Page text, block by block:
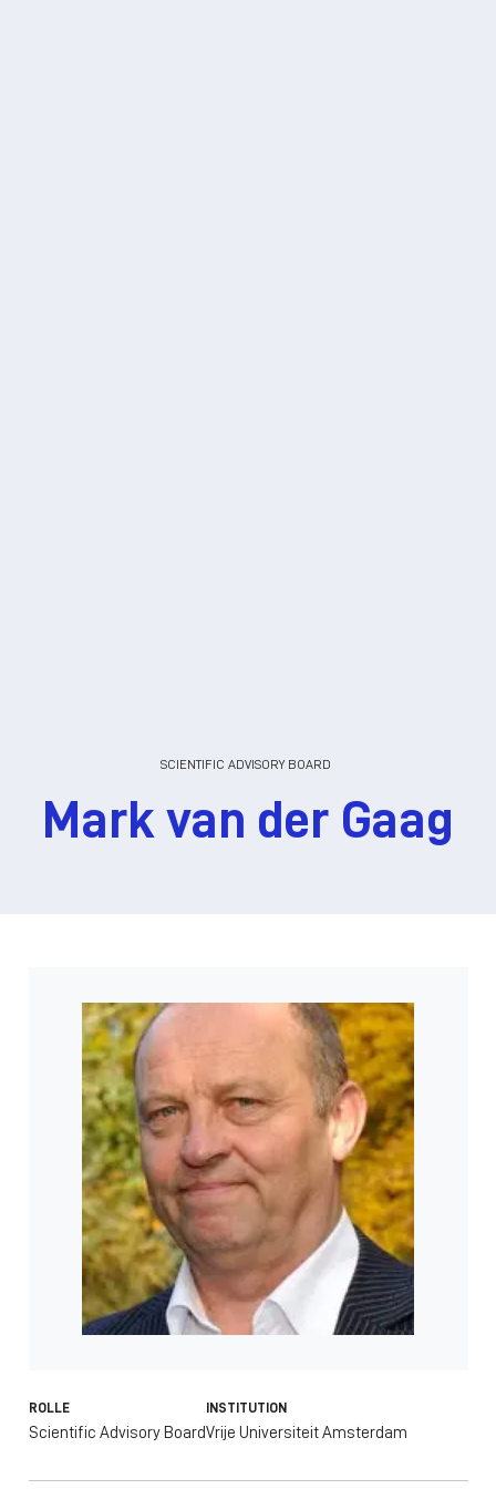
SCIENTIFIC ADVISORY BOARD
Mark van der Gaag
ROLLE
Scientific Advisory Board
INSTITUTION
Vrije Universiteit Amsterdam